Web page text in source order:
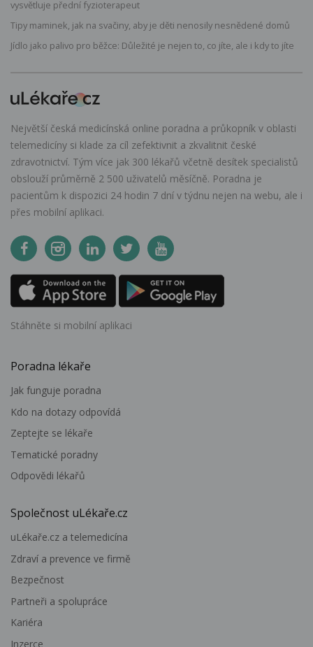
vysvětluje přední fyzioterapeut
Tipy maminek, jak na svačiny, aby je děti nenosily nesnědené domů
Jídlo jako palivo pro běžce: Důležité je nejen to, co jíte, ale i kdy to jíte
Největší česká medicínská online poradna a průkopník v oblasti
telemedicíny si klade za cíl zefektivnit a zkvalitnit české
zdravotnictví. Tým více jak 300 lékařů včetně desítek specialistů
obslouží průměrně 2 500 uživatelů měsíčně. Poradna je
pacientům k dispozici 24 hodin 7 dní v týdnu nejen na webu, ale i
přes mobilní aplikaci.
Stáhněte si mobilní aplikaci
Poradna lékaře
Jak funguje poradna
Kdo na dotazy odpovídá
Zeptejte se lékaře
Tematické poradny
Odpovědi lékařů
Společnost uLékaře.cz
uLékaře.cz a telemedicína
Zdraví a prevence ve firmě
Bezpečnost
Partneři a spolupráce
Kariéra
Inzerce